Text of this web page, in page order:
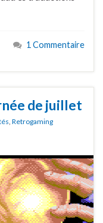
1 Commentaire
de juillet
, Retrogaming